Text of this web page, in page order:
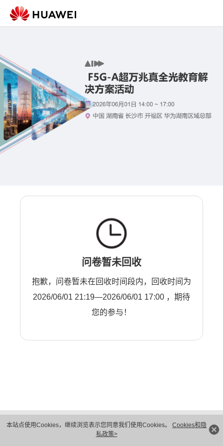
本站点使用Cookies，继续浏览表示您同意我们使用Cookies。 Cookies和隐
私政策>
问卷暂未回收
抱歉，问卷暂未在回收时间段内，回收时间为
2026/06/01 21:19—2026/06/01 17:00 ，期待
您的参与！
隐私保护
法律声明